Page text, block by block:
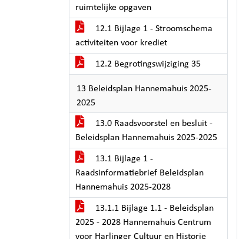
ruimtelijke opgaven
12.1 Bijlage 1 - Stroomschema
activiteiten voor krediet
12.2 Begrotingswijziging 35
13 Beleidsplan Hannemahuis 2025-
2025
13.0 Raadsvoorstel en besluit -
Beleidsplan Hannemahuis 2025-2025
13.1 Bijlage 1 -
Raadsinformatiebrief Beleidsplan
Hannemahuis 2025-2028
13.1.1 Bijlage 1.1 - Beleidsplan
2025 - 2028 Hannemahuis Centrum
voor Harlinger Cultuur en Historie